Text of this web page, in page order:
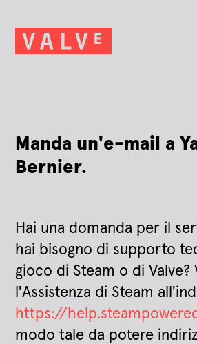
Manda un'e-mail a
Bernier.
Hai una domanda per il
hai bisogno di supporto
gioco di Steam o di Valve?
l'Assistenza di Steam
https://
modo tale da potere